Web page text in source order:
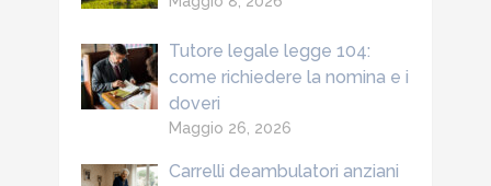
Tutore legale legge 104:
come richiedere la nomina e i
doveri
Maggio 26, 2026
Carrelli deambulatori anziani